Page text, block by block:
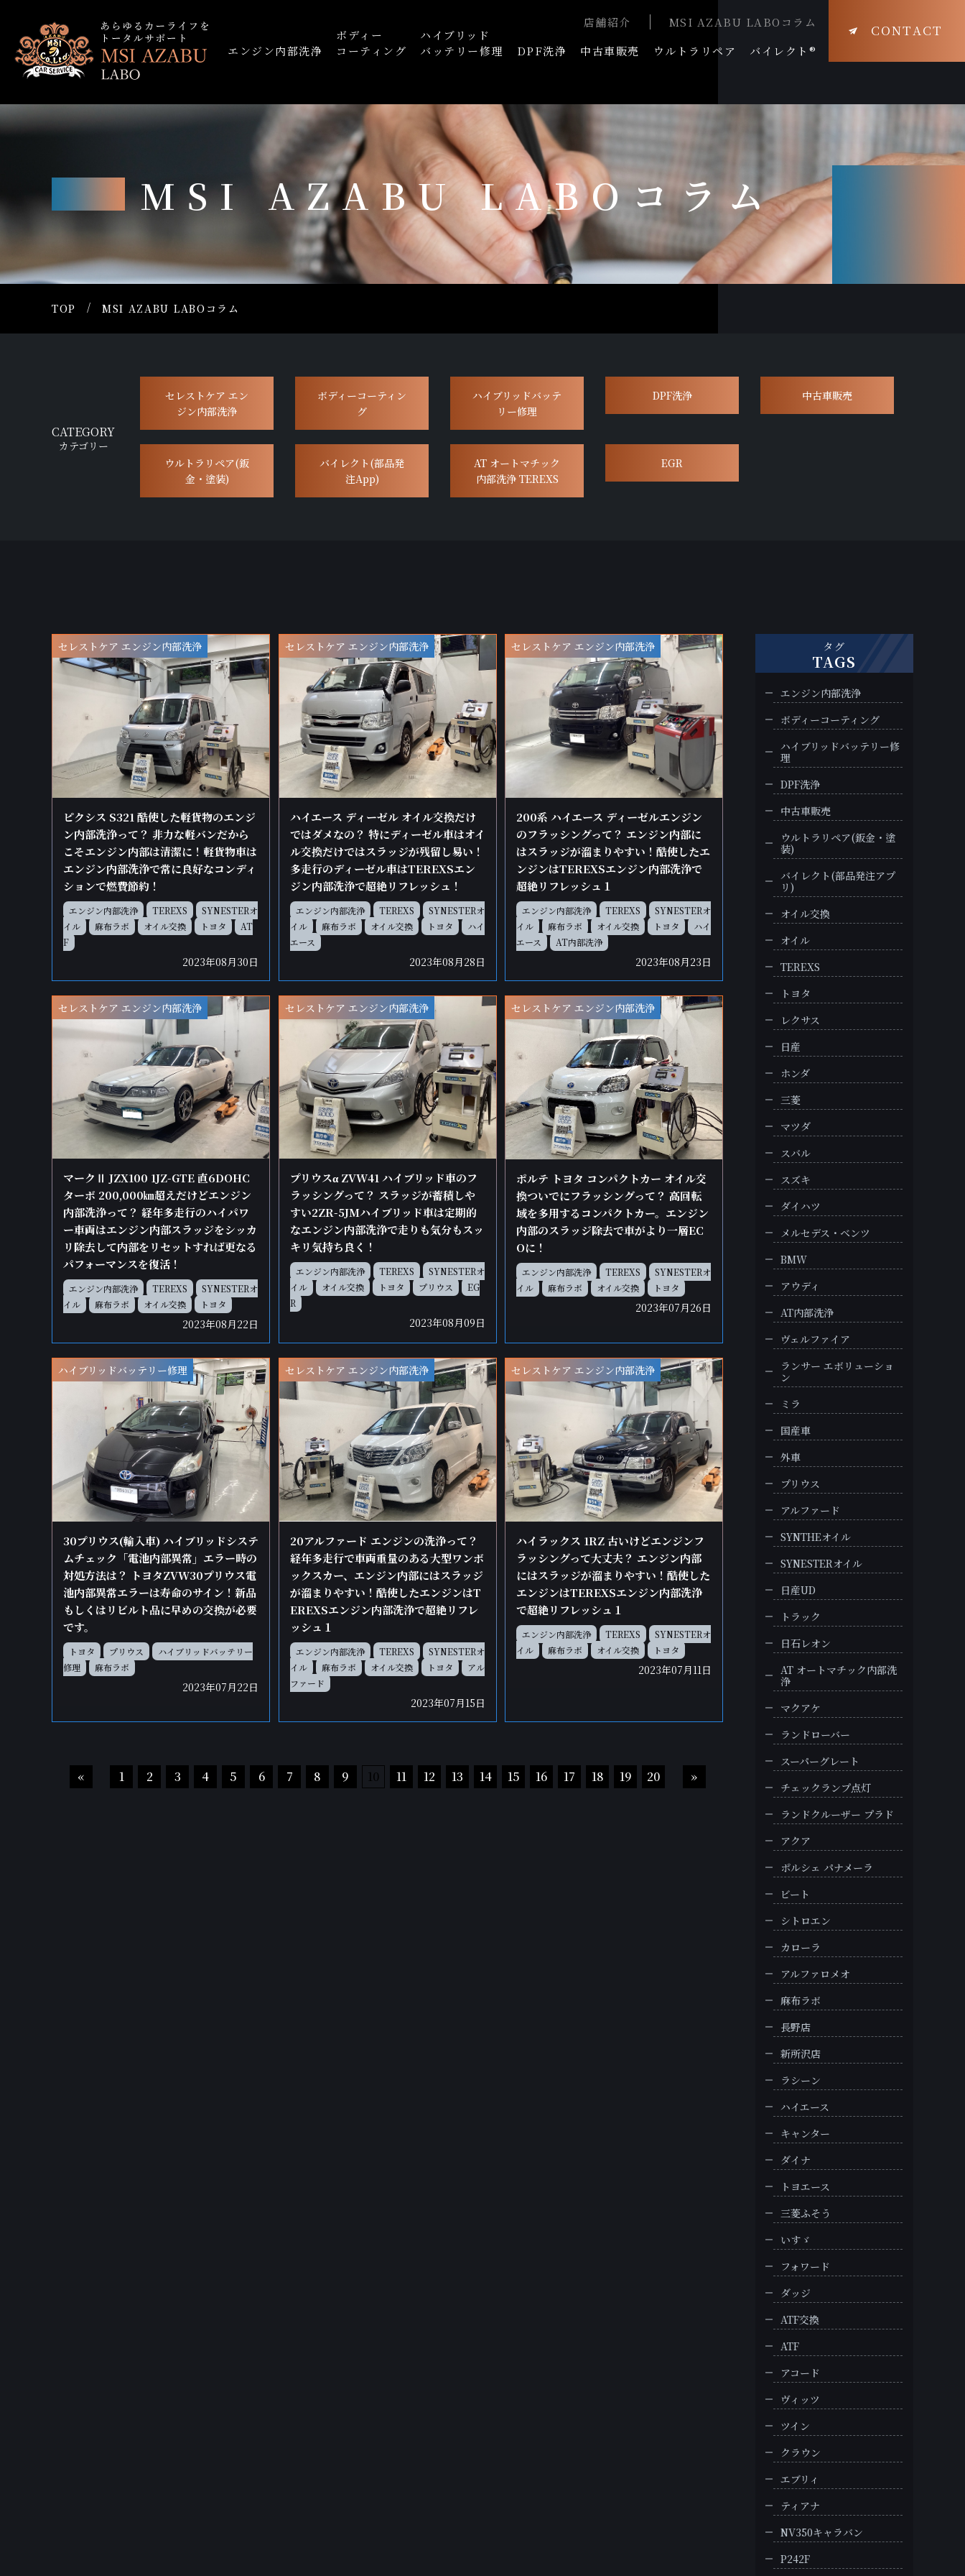
店舗紹介
MSI AZABU LABOコラム
エンジン内部洗浄
ボディー
コーティング
ハイブリッド
バッテリー修理
DPF洗浄 中古車販売 ウルトラリペア バイレクト®
CONTACT
MSI AZABU LABOコラム
TOP MSI AZABU LABOコラム
CATEGORY
カテゴリー
セレストケア エン
ジン内部洗浄
ボディーコーティン
グ
ハイブリッドバッテ
リー修理
DPF洗浄 中古車販売
ウルトラリペア(鈑
金・塗装)
バイレクト(部品発
注App)
AT オートマチック
内部洗浄 TEREXS
EGR
セレストケア エンジン内部洗浄
ピクシス S321 酷使した軽貨物のエンジ
ン内部洗浄って？ 非力な軽バンだから
こそエンジン内部は清潔に！軽貨物車は
エンジン内部洗浄で常に良好なコンディ
ションで燃費節約！
エンジン内部洗浄 TEREXS
SYNESTERオ
イル
麻布ラボ オイル交換 トヨタ
AT
F
2023年08月30日
セレストケア エンジン内部洗浄
ハイエース ディーゼル オイル交換だけ
ではダメなの？ 特にディーゼル車はオイ
ル交換だけではスラッジが残留し易い！
多走行のディーゼル車はTEREXSエン
ジン内部洗浄で超絶リフレッシュ！
エンジン内部洗浄 TEREXS
SYNESTERオ
イル
麻布ラボ オイル交換 トヨタ
ハイ
エース
2023年08月28日
セレストケア エンジン内部洗浄
200系 ハイエース ディーゼルエンジン
のフラッシングって？ エンジン内部に
はスラッジが溜まりやすい！酷使したエ
ンジンはTEREXSエンジン内部洗浄で
超絶リフレッシュ１
エンジン内部洗浄 TEREXS
SYNESTERオ
イル
麻布ラボ オイル交換 トヨタ
ハイ
エース
AT内部洗浄
2023年08月23日
セレストケア エンジン内部洗浄
マークⅡ JZX100 1JZ-GTE 直6DOHC
ターボ 200,000㎞超えだけどエンジン
内部洗浄って？ 経年多走行のハイパワ
ー車両はエンジン内部スラッジをシッカ
リ除去して内部をリセットすれば更なる
パフォーマンスを復活！
エンジン内部洗浄 TEREXS
SYNESTERオ
イル
麻布ラボ オイル交換 トヨタ
2023年08月22日
セレストケア エンジン内部洗浄
プリウスα ZVW41 ハイブリッド車のフ
ラッシングって？ スラッジが蓄積しや
すい2ZR-5JMハイブリッド車は定期的
なエンジン内部洗浄で走りも気分もスッ
キリ気持ち良く！
エンジン内部洗浄 TEREXS
SYNESTERオ
イル
オイル交換 トヨタ プリウス
EG
R
2023年08月09日
セレストケア エンジン内部洗浄
ポルテ トヨタ コンパクトカー オイル交
換ついでにフラッシングって？ 高回転
域を多用するコンパクトカー。エンジン
内部のスラッジ除去で車がより一層EC
Oに！
エンジン内部洗浄 TEREXS
SYNESTERオ
イル
麻布ラボ オイル交換 トヨタ
2023年07月26日
ハイブリッドバッテリー修理
30プリウス(輸入車) ハイブリッドシステ
ムチェック「電池内部異常」エラー時の
対処方法は？ トヨタZVW30プリウス電
池内部異常エラーは寿命のサイン！新品
もしくはリビルト品に早めの交換が必要
です。
トヨタ プリウス
ハイブリッドバッテリー
修理
麻布ラボ
2023年07月22日
セレストケア エンジン内部洗浄
20アルファード エンジンの洗浄って？
経年多走行で車両重量のある大型ワンボ
ックスカー、エンジン内部にはスラッジ
が溜まりやすい！酷使したエンジンはT
EREXSエンジン内部洗浄で超絶リフレ
ッシュ１
エンジン内部洗浄 TEREXS
SYNESTERオ
イル
麻布ラボ オイル交換 トヨタ
アル
ファード
2023年07月15日
セレストケア エンジン内部洗浄
ハイラックス 1RZ 古いけどエンジンフ
ラッシングって大丈夫？ エンジン内部
にはスラッジが溜まりやすい！酷使した
エンジンはTEREXSエンジン内部洗浄
で超絶リフレッシュ１
エンジン内部洗浄 TEREXS
SYNESTERオ
イル
麻布ラボ オイル交換 トヨタ
2023年07月11日
« 1 2 3 4 5 6 7 8 9 10 11 12 13 14 15 16 17 18 19 20 »
タグ
TAGS
エンジン内部洗浄
ボディーコーティング
ハイブリッドバッテリー修
理
DPF洗浄
中古車販売
ウルトラリペア(鈑金・塗
装)
バイレクト(部品発注アプ
リ)
オイル交換
オイル
TEREXS
トヨタ
レクサス
日産
ホンダ
三菱
マツダ
スバル
スズキ
ダイハツ
メルセデス・ベンツ
BMW
アウディ
AT内部洗浄
ヴェルファイア
ランサー エボリューショ
ン
ミラ
国産車
外車
プリウス
アルファード
SYNTHEオイル
SYNESTERオイル
日産UD
トラック
日石レオン
AT オートマチック内部洗
浄
マクアケ
ランドローバー
スーパーグレート
チェックランプ点灯
ランドクルーザー プラド
アクア
ポルシェ パナメーラ
ビート
シトロエン
カローラ
アルファロメオ
麻布ラボ
長野店
新所沢店
ラシーン
ハイエース
キャンター
ダイナ
トヨエース
三菱ふそう
いすゞ
フォワード
ダッジ
ATF交換
ATF
アコード
ヴィッツ
ツイン
クラウン
エブリィ
ティアナ
NV350キャラバン
P242F